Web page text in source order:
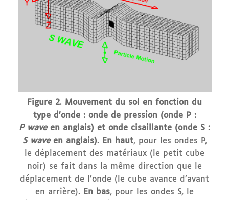
Figure 2. Mouvement du sol en fonction du
type d’onde : onde de pression (onde P :
P wave en anglais) et onde cisaillante (onde S :
S waveen anglais). En haut, pour les ondes P,
le déplacement des matériaux (le petit cube
noir) se fait dans la même direction que le
déplacement de l’onde (le cube avance d’avant
en arrière). En bas, pour les ondes S, le